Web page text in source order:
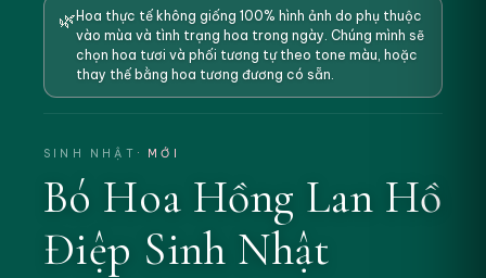
Cưới & Sự kiện
Blogs
Chính sách
Địa chỉ & Liên hệ
Tìm sản phẩm
🌿 Hoa thực tế không giống 100% hình ảnh do phụ thuộc
vào mùa và tình trạng hoa trong ngày. Chúng mình sẽ
chọn hoa tươi và phối tương tự theo tone màu, hoặc
thay thế bằng hoa tương đương có sẵn.
SINH NHẬT · MỚI
Bó Hoa Hồng Lan Hồ
Điệp Sinh Nhật